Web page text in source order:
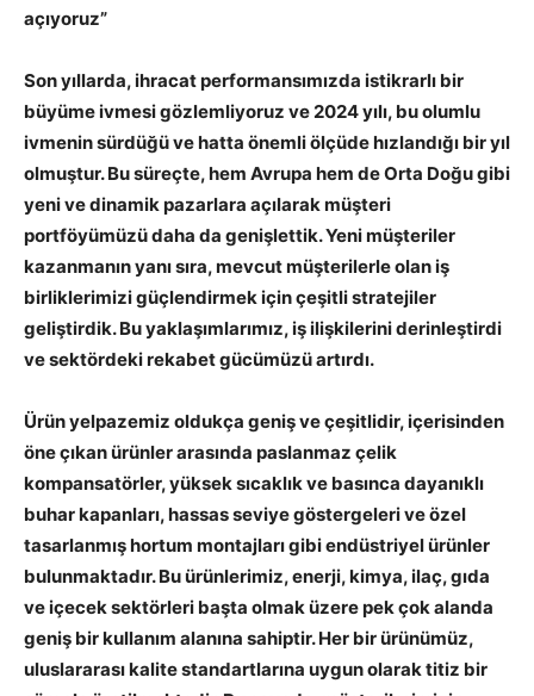
açıyoruz”
Son yıllarda, ihracat performansımızda istikrarlı bir
büyüme ivmesi gözlemliyoruz ve 2024 yılı, bu olumlu
ivmenin sürdüğü ve hatta önemli ölçüde hızlandığı bir yıl
olmuştur. Bu süreçte, hem Avrupa hem de Orta Doğu gibi
yeni ve dinamik pazarlara açılarak müşteri
portföyümüzü daha da genişlettik. Yeni müşteriler
kazanmanın yanı sıra, mevcut müşterilerle olan iş
birliklerimizi güçlendirmek için çeşitli stratejiler
geliştirdik. Bu yaklaşımlarımız, iş ilişkilerini derinleştirdi
ve sektördeki rekabet gücümüzü artırdı.
Ürün yelpazemiz oldukça geniş ve çeşitlidir, içerisinden
öne çıkan ürünler arasında paslanmaz çelik
kompansatörler, yüksek sıcaklık ve basınca dayanıklı
buhar kapanları, hassas seviye göstergeleri ve özel
tasarlanmış hortum montajları gibi endüstriyel ürünler
bulunmaktadır. Bu ürünlerimiz, enerji, kimya, ilaç, gıda
ve içecek sektörleri başta olmak üzere pek çok alanda
geniş bir kullanım alanına sahiptir. Her bir ürünümüz,
uluslararası kalite standartlarına uygun olarak titiz bir